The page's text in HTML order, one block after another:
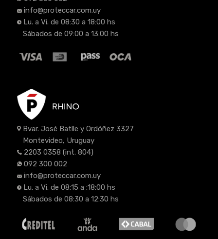
info@proteccar.com.uy
Lu. a Vi. de 08:30 a 18:00 hs
Sábados de 09:00 a 13:00 hs
Bvar. José Batlle y Ordóñez 3327
Montevideo, Uruguay
2203 0358 (int. 804)
092 300 002
info@proteccar.com.uy
Lu. a Vi. de 08:15 a :18:00 hs
Sábados de 08:30 a 12:30 hs